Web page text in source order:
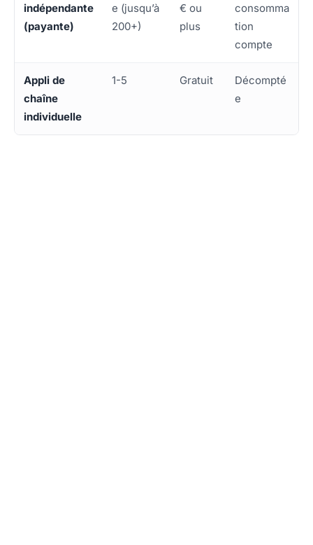
indépendante
(payante)
e (jusqu’à
200+)
€ ou
plus
consomma
tion
compte
Appli de
chaîne
individuelle
1-5 Gratuit
Décompté
e